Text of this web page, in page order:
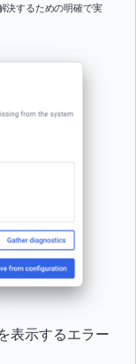
決するための明確で実
表示するエラー